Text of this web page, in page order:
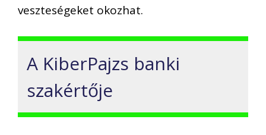
veszteségeket okozhat.
A KiberPajzs banki
szakértője